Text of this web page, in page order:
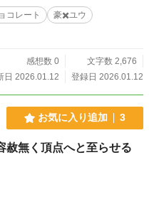
コレート
豪✖️ユウ
感想数 0
文字数 2,676
日 2026.01.12
登録日 2026.01.12
お気に入り追加 3
赦無く頂点へと至らせる